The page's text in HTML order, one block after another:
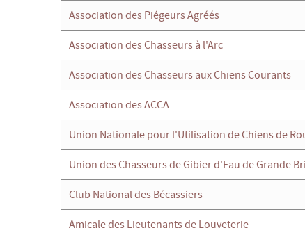
Association des Piégeurs Agréés
Association des Chasseurs à l'Arc
Association des Chasseurs aux Chiens Courants
Association des ACCA
Union Nationale pour l'Utilisation de Chiens de
Union des Chasseurs de Gibier d'Eau de Grande
Club National des Bécassiers
Amicale des Lieutenants de Louveterie